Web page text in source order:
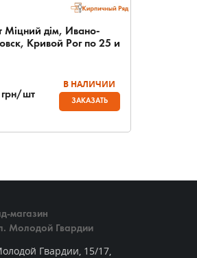
Міцний дім, Ивано-
Кривой Рог по 25 и
грн/шт
В НАЛИЧИИ
ЗАКАЗАТЬ
магазин
Молодой Гвардии
Гвардии, 15/17,